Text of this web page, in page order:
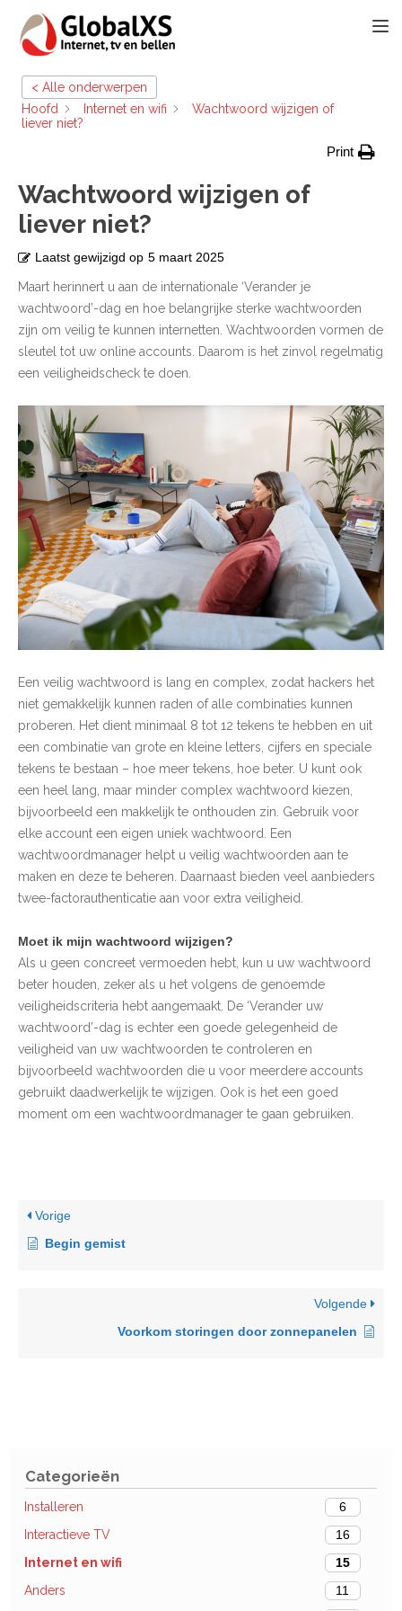
Categorieën
Installeren
6
Interactieve TV
16
Internet en wifi
15
Anders
11
< Alle onderwerpen
Hoofd
Internet en wifi
Wachtwoord wijzigen of
liever niet?
Print
Wachtwoord wijzigen of
liever niet?
Laatst gewijzigd op 5 maart 2025
Maart herinnert u aan de internationale ‘Verander je
wachtwoord’-dag en hoe belangrijke sterke wachtwoorden
zijn om veilig te kunnen internetten. Wachtwoorden vormen de
sleutel tot uw online accounts. Daarom is het zinvol regelmatig
een veiligheidscheck te doen.
Een veilig wachtwoord is lang en complex, zodat hackers het
niet gemakkelijk kunnen raden of alle combinaties kunnen
proberen. Het dient minimaal 8 tot 12 tekens te hebben en uit
een combinatie van grote en kleine letters, cijfers en speciale
tekens te bestaan – hoe meer tekens, hoe beter. U kunt ook
een heel lang, maar minder complex wachtwoord kiezen,
bijvoorbeeld een makkelijk te onthouden zin. Gebruik voor
elke account een eigen uniek wachtwoord. Een
wachtwoordmanager helpt u veilig wachtwoorden aan te
maken en deze te beheren. Daarnaast bieden veel aanbieders
twee-factorauthenticatie aan voor extra veiligheid.
Moet ik mijn wachtwoord wijzigen?
Als u geen concreet vermoeden hebt, kun u uw wachtwoord
beter houden, zeker als u het volgens de genoemde
veiligheidscriteria hebt aangemaakt. De ‘Verander uw
wachtwoord’-dag is echter een goede gelegenheid de
veiligheid van uw wachtwoorden te controleren en
bijvoorbeeld wachtwoorden die u voor meerdere accounts
gebruikt daadwerkelijk te wijzigen. Ook is het een goed
moment om een wachtwoordmanager te gaan gebruiken.
Vorige
Begin gemist
Volgende
Voorkom storingen door zonnepanelen